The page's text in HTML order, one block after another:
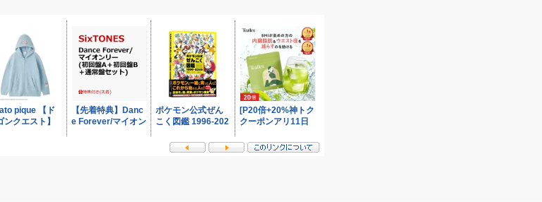
ピング アレンジ 送料無料 士
幌町 10000円